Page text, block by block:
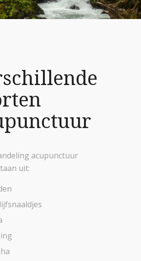
acupunctuur
uit: